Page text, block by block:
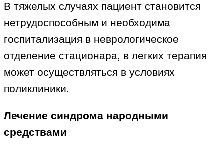
В тяжелых случаях пациент становится
нетрудоспособным и необходима
госпитализация в неврологическое
отделение стационара, в легких терапия
может осуществляться в условиях
поликлиники.
Лечение синдрома народными
средствами